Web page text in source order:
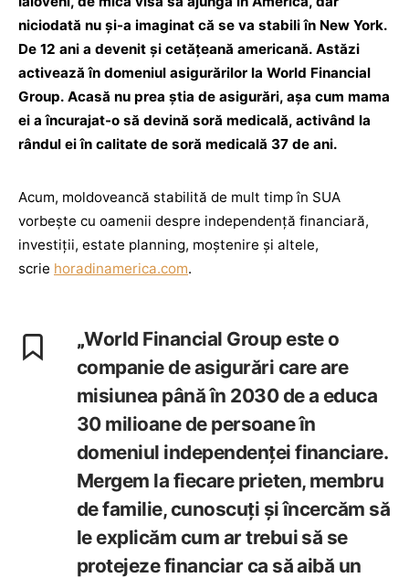
niciodată nu și-a imaginat că se va stabili în New York.
De 12 ani a devenit și cetățeană americană. Astăzi
activează în domeniul asigurărilor la World Financial
Group. Acasă nu prea știa de asigurări, așa cum mama
ei a încurajat-o să devină soră medicală, activând la
rândul ei în calitate de soră medicală 37 de ani.
Acum, moldoveancă stabilită de mult timp în SUA
vorbește cu oamenii despre independență financiară,
investiții, estate planning, moștenire și altele,
scrie horadinamerica.com.
„World Financial Group este o
companie de asigurări care are
misiunea până în 2030 de a educa
30 milioane de persoane în
domeniul independenței financiare.
Mergem la fiecare prieten, membru
de familie, cunoscuți și încercăm să
le explicăm cum ar trebui să se
protejeze financiar ca să aibă un